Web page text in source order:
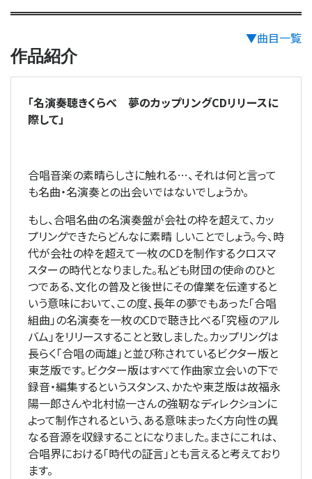
▼曲目一覧
作品紹介
「名演奏聴きくらべ 夢のカップリングCDリリースに
際して」
合唱音楽の素晴らしさに触れる…、それは何と言って
も名曲・名演奏との出会いではないでしょうか。
もし、合唱名曲の名演奏盤が会社の枠を超えて、カッ
プリングできたらどんなに素晴 しいことでしょう。今、時
代が会社の枠を超えて一枚のCDを制作するクロスマ
スターの時代となりました。私ども財団の使命のひと
つである、文化の普及と後世にその偉業を伝達すると
いう意味において、この度、長年の夢でもあった「合唱
組曲」の名演奏を一枚のCDで聴き比べる「究極のアル
バム」をリリースすることと致しました。カップリングは
長らく「合唱の両雄」と並び称されているビクター版と
東芝版です。ビクター版はすべて作曲家立会いの下で
録音・編集するというスタンス、かたや東芝版は故福永
陽一郎さんや北村協一さんの強靭なディレクションに
よって制作されるという、ある意味まったく方向性の異
なる音源を収録することになりました。まさにこれは、
合唱界における「時代の証言」とも言えると考えており
ます。